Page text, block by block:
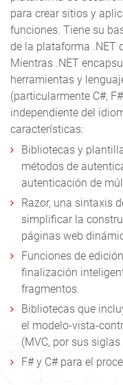
para crear sitios y
funciones. Tiene su
de la plataforma .NET
Mientras .NET
herramientas y
(particularmente C#,
independiente del
características:
Bibliotecas y
métodos de
autenticación de
Razor, una sintaxis
simplificar la
páginas web
Funciones de
finalización
fragmentos.
Bibliotecas que
el modelo-vista-
(MVC, por sus
F# y C# para el